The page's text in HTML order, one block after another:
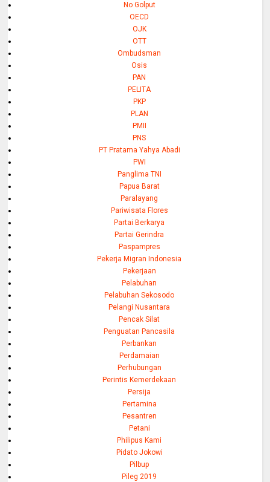
No Golput
OECD
OJK
OTT
Ombudsman
Osis
PAN
PELITA
PKP
PLAN
PMII
PNS
PT Pratama Yahya Abadi
PWI
Panglima TNI
Papua Barat
Paralayang
Pariwisata Flores
Partai Berkarya
Partai Gerindra
Paspampres
Pekerja Migran Indonesia
Pekerjaan
Pelabuhan
Pelabuhan Sekosodo
Pelangi Nusantara
Pencak Silat
Penguatan Pancasila
Perbankan
Perdamaian
Perhubungan
Perintis Kemerdekaan
Persija
Pertamina
Pesantren
Petani
Philipus Kami
Pidato Jokowi
Pilbup
Pileg 2019